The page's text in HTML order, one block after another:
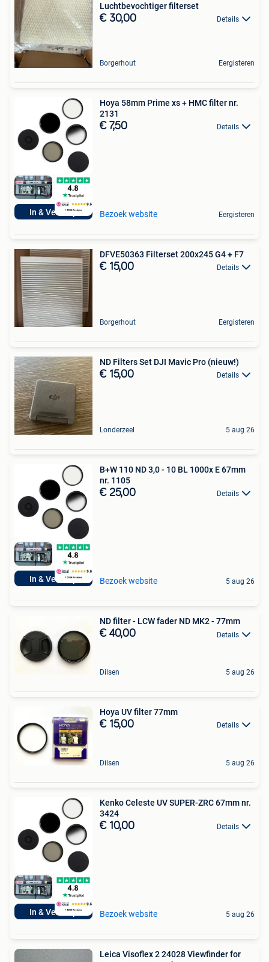
Luchtbevochtiger filterset
€ 30,00 Details
Borgerhout Eergisteren
In & Verkoop
Hoya 58mm Prime xs + HMC filter nr.
2131
€ 7,50 Details
Bezoek website Eergisteren
DFVE50363 Filterset 200x245 G4 + F7
€ 15,00 Details
Borgerhout Eergisteren
ND Filters Set DJI Mavic Pro (nieuw!)
€ 15,00 Details
Londerzeel 5 aug 26
In & Verkoop
B+W 110 ND 3,0 - 10 BL 1000x E 67mm
nr. 1105
€ 25,00 Details
Bezoek website 5 aug 26
ND filter - LCW fader ND MK2 - 77mm
€ 40,00 Details
Dilsen 5 aug 26
Hoya UV filter 77mm
€ 15,00 Details
Dilsen 5 aug 26
In & Verkoop
Kenko Celeste UV SUPER-ZRC 67mm nr.
3424
€ 10,00 Details
Bezoek website 5 aug 26
Leica Visoflex 2 24028 Viewfinder for